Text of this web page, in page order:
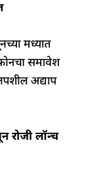
मध्यात
समावेश
अद्याप
रोजी लॉन्च